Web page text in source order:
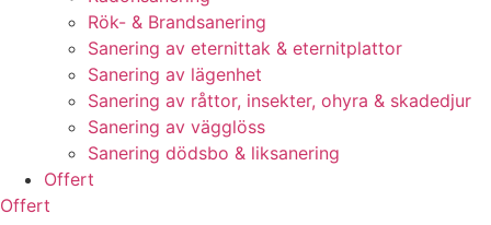
Rök- & Brandsanering
Sanering av eternittak & eternitplattor
Sanering av lägenhet
Sanering av råttor, insekter, ohyra & skadedjur
Sanering av vägglöss
Sanering dödsbo & liksanering
Offert
Offert